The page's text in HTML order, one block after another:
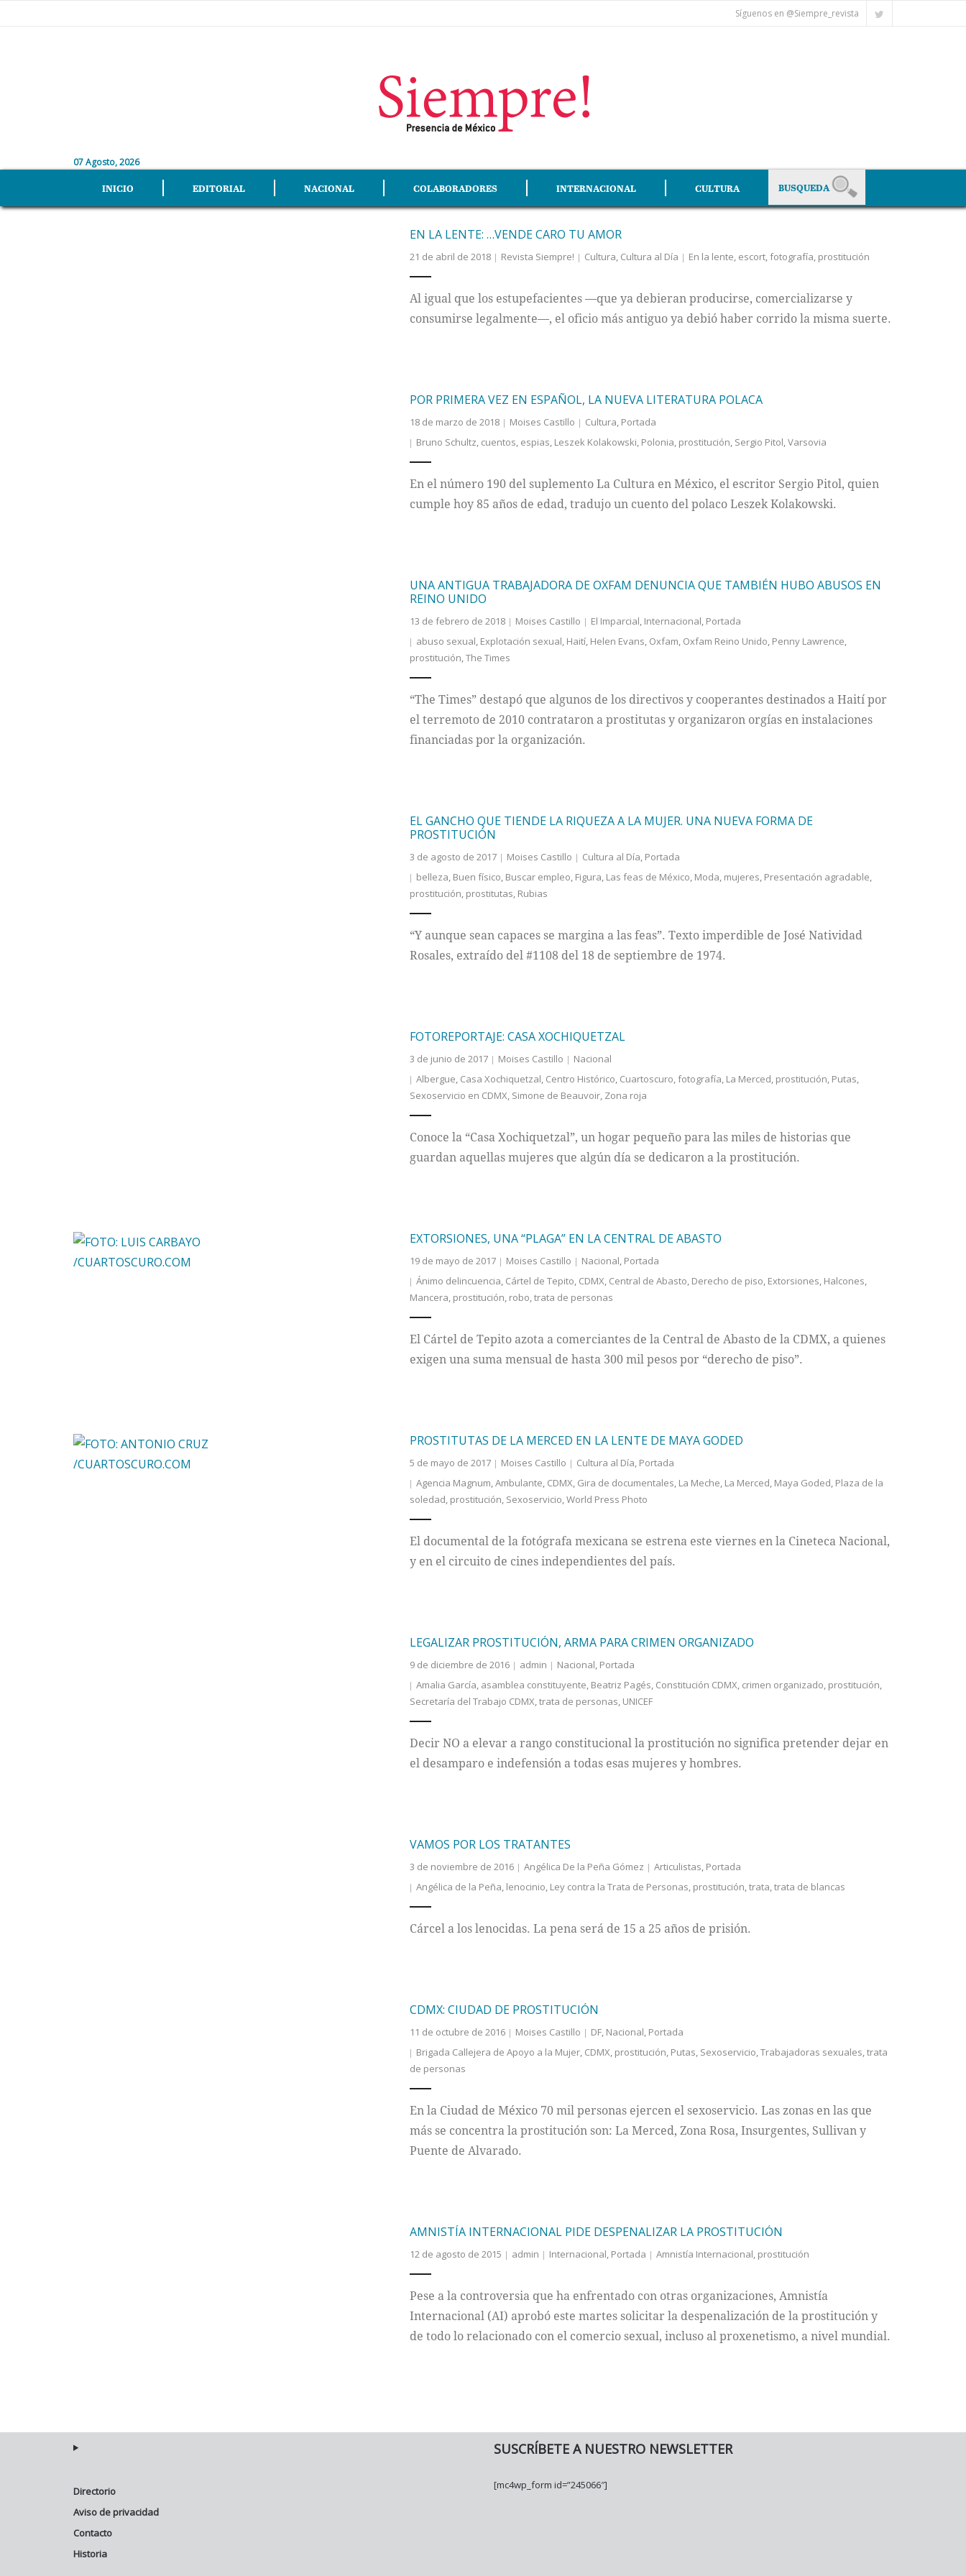
Síguenos en @Siempre_revista
07 Agosto, 2026
INICIO EDITORIAL NACIONAL COLABORADORES INTERNACIONAL CULTURA
EN LA LENTE: …VENDE CARO TU AMOR
21 de abril de 2018 Revista Siempre! Cultura, Cultura al Día En la lente, escort,fotografía, prostitución
Al igual que los estupefacientes —que ya debieran producirse, comercializarse y
consumirse legalmente—, el oficio más antiguo ya debió haber corrido la misma suerte.
POR PRIMERA VEZ EN ESPAÑOL, LA NUEVA LITERATURA POLACA
18 de marzo de 2018 Moises Castillo Cultura, Portada
Bruno Schultz, cuentos, espias, Leszek Kolakowski, Polonia, prostitución, Sergio Pitol,Varsovia
En el número 190 del suplemento La Cultura en México, el escritor Sergio Pitol, quien
cumple hoy 85 años de edad, tradujo un cuento del polaco Leszek Kolakowski.
UNA ANTIGUA TRABAJADORA DE OXFAM DENUNCIA QUE TAMBIÉN HUBO ABUSOS EN
REINO UNIDO
13 de febrero de 2018 Moises Castillo El Imparcial, Internacional, Portada
abuso sexual, Explotación sexual, Haití, Helen Evans, Oxfam, Oxfam Reino Unido, Penny Lawrence,
prostitución,The Times
“The Times” destapó que algunos de los directivos y cooperantes destinados a Haití por
el terremoto de 2010 contrataron a prostitutas y organizaron orgías en instalaciones
financiadas por la organización.
EL GANCHO QUE TIENDE LA RIQUEZA A LA MUJER. UNA NUEVA FORMA DE
PROSTITUCIÓN
3 de agosto de 2017 Moises Castillo Cultura al Día, Portada
belleza, Buen físico, Buscar empleo, Figura, Las feas de México, Moda, mujeres, Presentación agradable,
prostitución, prostitutas, Rubias
“Y aunque sean capaces se margina a las feas”. Texto imperdible de José Natividad
Rosales, extraído del #1108 del 18 de septiembre de 1974.
FOTOREPORTAJE: CASA XOCHIQUETZAL
3 de junio de 2017 Moises Castillo
Nacional
Albergue, Casa Xochiquetzal, Centro Histórico, Cuartoscuro,fotografía, La Merced, prostitución, Putas,
Sexoservicio en CDMX, Simone de Beauvoir, Zona roja
Conoce la “Casa Xochiquetzal”, un hogar pequeño para las miles de historias que
guardan aquellas mujeres que algún día se dedicaron a la prostitución.
EXTORSIONES, UNA “PLAGA” EN LA CENTRAL DE ABASTO
19 de mayo de 2017 Moises Castillo Nacional, Portada
Ánimo delincuencia, Cártel de Tepito, CDMX, Central de Abasto, Derecho de piso, Extorsiones, Halcones,
Mancera, prostitución, robo,trata de personas
El Cártel de Tepito azota a comerciantes de la Central de Abasto de la CDMX, a quienes
exigen una suma mensual de hasta 300 mil pesos por “derecho de piso”.
PROSTITUTAS DE LA MERCED EN LA LENTE DE MAYA GODED
5 de mayo de 2017 Moises Castillo Cultura al Día, Portada
Agencia Magnum,Ambulante, CDMX, Gira de documentales, La Meche, La Merced, Maya Goded, Plaza de la
soledad, prostitución, Sexoservicio,World Press Photo
El documental de la fotógrafa mexicana se estrena este viernes en la Cineteca Nacional,
y en el circuito de cines independientes del país.
LEGALIZAR PROSTITUCIÓN, ARMA PARA CRIMEN ORGANIZADO
9 de diciembre de 2016 admin Nacional, Portada
Amalia García, asamblea constituyente, Beatriz Pagés, Constitución CDMX, crimen organizado, prostitución,
Secretaría del Trabajo CDMX,trata de personas, UNICEF
Decir NO a elevar a rango constitucional la prostitución no significa pretender dejar en
el desamparo e indefensión a todas esas mujeres y hombres.
VAMOS POR LOS TRATANTES
3 de noviembre de 2016 Angélica De la Peña Gómez Articulistas, Portada
Angélica de la Peña, lenocinio, Ley contra la Trata de Personas, prostitución,trata,trata de blancas
Cárcel a los lenocidas. La pena será de 15 a 25 años de prisión.
CDMX: CIUDAD DE PROSTITUCIÓN
11 de octubre de 2016 Moises Castillo DF, Nacional, Portada
Brigada Callejera de Apoyo a la Mujer, CDMX, prostitución, Putas, Sexoservicio,Trabajadoras sexuales,trata
de personas
En la Ciudad de México 70 mil personas ejercen el sexoservicio. Las zonas en las que
más se concentra la prostitución son: La Merced, Zona Rosa, Insurgentes, Sullivan y
Puente de Alvarado.
AMNISTÍA INTERNACIONAL PIDE DESPENALIZAR LA PROSTITUCIÓN
12 de agosto de 2015 admin Internacional, Portada Amnistía Internacional, prostitución
Pese a la controversia que ha enfrentado con otras organizaciones, Amnistía
Internacional (AI) aprobó este martes solicitar la despenalización de la prostitución y
de todo lo relacionado con el comercio sexual, incluso al proxenetismo, a nivel mundial.
Directorio
Aviso de privacidad
Contacto
Historia
SUSCRÍBETE A NUESTRO NEWSLETTER
[mc4wp_form id=”245066″]